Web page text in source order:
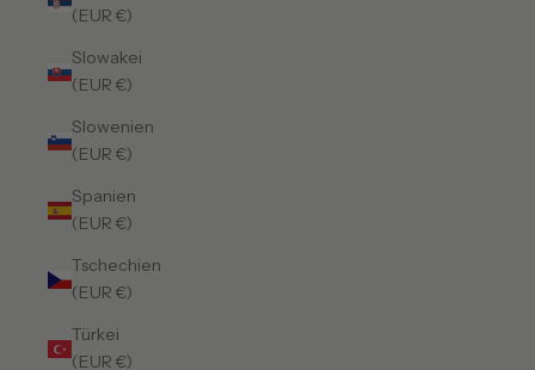
(EUR €)
Slowakei
(EUR €)
Slowenien
(EUR €)
Spanien
(EUR €)
Tschechien
(EUR €)
Türkei
(EUR €)